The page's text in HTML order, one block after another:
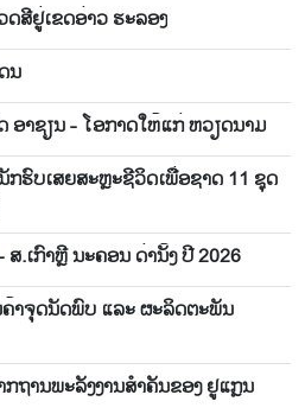
ສີຢູ່ເຂດອ່າວ ຮະລອງ
ນ
ອາຊຽນ - ໂອກາດໃຫ້ແກ່ ຫວຽດນາມ
ຮົບເສຍສະຫຼະຊີວິດເພື່ອຊາດ 11 ຊຸດ
.ເກົາຫຼີ ນະຄອນ ດ່ານັ້ງ ປີ 2026
າຈຸດນັດພົບ ແລະ ຜະລິດຕະພັນ
ຖານພະລັງງານສຳຄັນຂອງ ຢູແກຼນ